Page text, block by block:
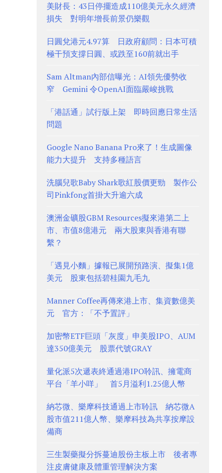
美財長：43日停擺造成110億美元永久經濟
損失 對明年增長前景仍樂觀
日圓兌港元4.97算 日政府顧問：日本可積
極干預支撐日圓、或跌至160前就出手
Sam Altman內部信曝光：AI領先優勢收
窄 Gemini 令OpenAI面臨嚴峻挑戰
「港話通」試行版上架 即時回應日常生活
問題
Google Nano Banana Pro來了！生成圖像
能力大提升 支持多種語言
洗腦兒歌Baby Shark歌紅股價更勁 製作公
司Pinkfong首掛大升逾六成
澳洲金礦股GBM Resources擬來港第二上
市、市值8億港元 兩大股東與香港有聯
繫？
「遇見小麵」據報已展開預路演、擬集1億
美元 股東包括碧桂園九毛九
Manner Coffee再傳來港上市、集資數億美
元 官方：「不予置評」
加密幣ETF巨頭「灰度」申美股IPO、AUM
達350億美元 股票代號GRAY
量化派5次遞表終通過港IPO聆訊、擁電商
平台「羊小咩」 首5月溢利1.25億人幣
納芯微、樂摩科技通過上市聆訊 納芯微A
股市值211億人幣、樂摩科技為共享按摩設
備商
三生製藥擬分拆蔓迪股份主板上市 後者專
注皮膚健康及體重管理解決方案